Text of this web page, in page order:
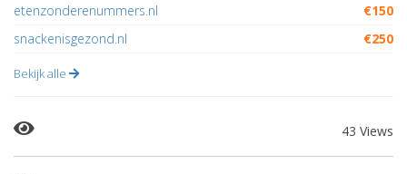
etenzonderenummers.nl
€150
snackenisgezond.nl
€250
Bekijk alle
43 Views